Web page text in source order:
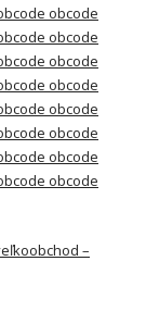
obcode
obcode
obcode
obcode
obcode
obcode
obcode
obcode
–